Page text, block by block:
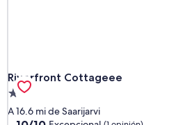
Riverfront Cottageee
Riverfront Cottageee
Propiedad
de
A 16.6 mi de Saarijarvi